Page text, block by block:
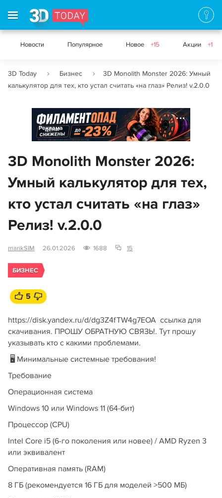
Новости Популярное Новое +15 Акции +1
3D Today Бизнес
3D Monolith Monster 2026: Умный
калькулятор для тех, кто устал считать «на глаз» Релиз! v.2.0.0
Реклама
3D Monolith Monster 2026:
Умный калькулятор для тех,
кто устал считать «на глаз»
Релиз! v.2.0.0
marikSIM 26.01.2026 1688 15
БИЗНЕС
5
https://disk.yandex.ru/d/dg3Z4fTW4g7EOA ссылка для
скачивания. ПРОШУ ОБРАТНУЮ СВЯЗЬ!. Тут прошу
указывать кто с какими проблемами.
🖥️ Минимальные системные требования!
Требование
Операционная система
Windows 10 или Windows 11 (64-бит)
Процессор (CPU)
Intel Core i5 (6-го поколения или новее) / AMD Ryzen 3
или эквивалент
Оперативная память (RAM)
8 ГБ (рекомендуется 16 ГБ для моделей >500 МБ)